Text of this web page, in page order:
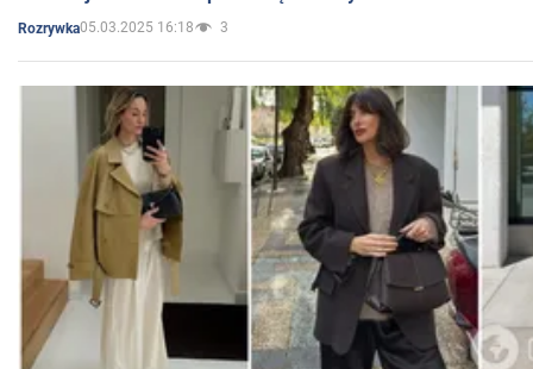
Rozrywka05.03.2025 16:18 3